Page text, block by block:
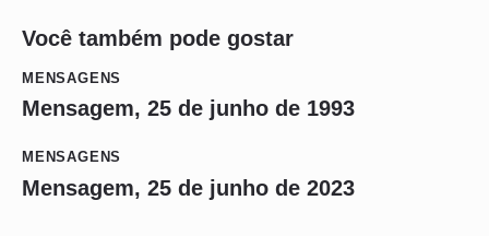
Você também pode gostar
MENSAGENS
Mensagem, 25 de junho de 1993
MENSAGENS
Mensagem, 25 de junho de 2023